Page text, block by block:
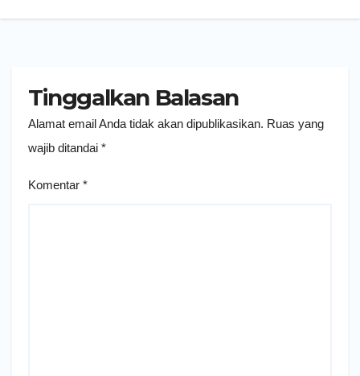
Tinggalkan Balasan
Alamat email Anda tidak akan dipublikasikan. Ruas yang
wajib ditandai *
Komentar *